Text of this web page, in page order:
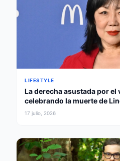
LIFESTYLE
La derecha asustada por el
celebrando la muerte de
17 julio, 2026